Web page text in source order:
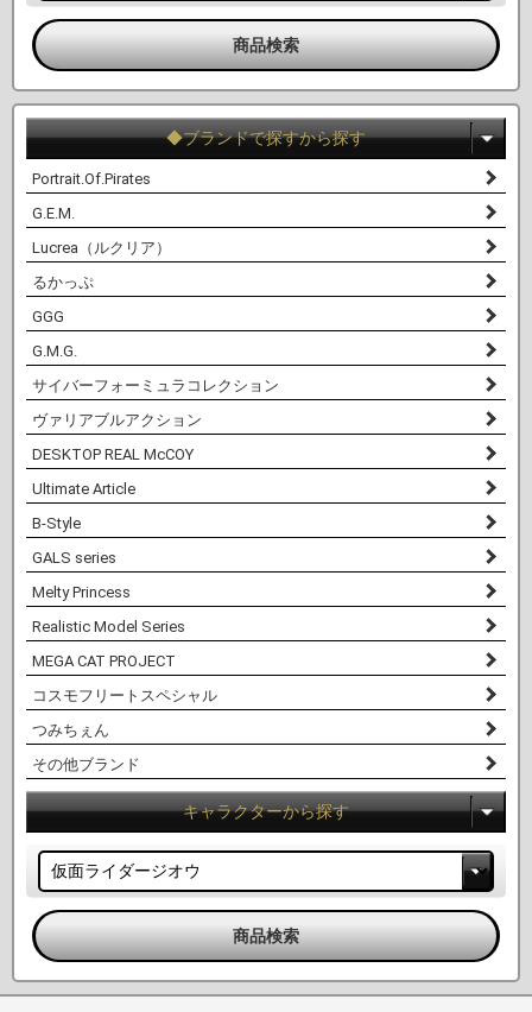
◆ブランドで探すから探す
Portrait.Of.Pirates
G.E.M.
Lucrea（ルクリア）
るかっぷ
GGG
G.M.G.
サイバーフォーミュラコレクション
ヴァリアブルアクション
DESKTOP REAL McCOY
Ultimate Article
B-Style
GALS series
Melty Princess
Realistic Model Series
MEGA CAT PROJECT
コスモフリートスペシャル
つみちぇん
その他ブランド
キャラクターから探す